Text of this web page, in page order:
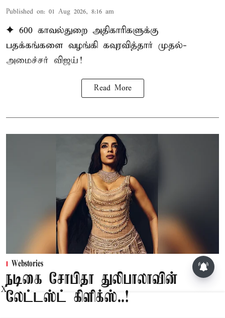
Published on: 01 Aug 2026, 8:16 am
✦ 600 காவல்துறை அதிகாரிகளுக்கு
பதக்கங்களை வழங்கி கவுரவித்தார் முதல்-
அமைச்சர் விஜய்!
Read More
Webstories
நடிகை சோபிதா துலிபாலாவின்
லேட்டஸ்ட் கிளிக்ஸ்..!
X
கிடைக்கும் முக்கிய நன்மைகள்